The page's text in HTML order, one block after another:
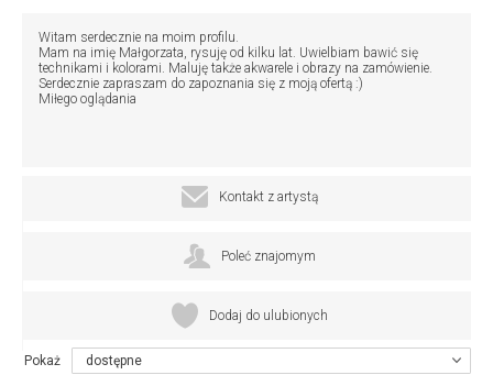
Witam serdecznie na moim profilu.
Mam na imię Małgorzata, rysuję od kilku lat. Uwielbiam bawić się
technikami i kolorami. Maluję także akwarele i obrazy na zamówienie.
Serdecznie zapraszam do zapoznania się z moją ofertą :)
Miłego oglądania
Kontakt z artystą
Poleć znajomym
Dodaj do ulubionych
Pokaż dostępne